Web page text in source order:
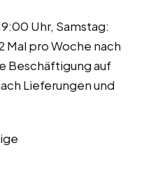
Uhr, Samstag:
Mal pro Woche nach
Beschäftigung auf
Lieferungen und